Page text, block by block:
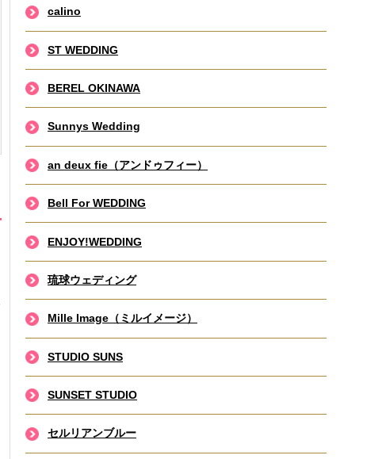
calino
ST WEDDING
BEREL OKINAWA
Sunnys Wedding
an deux fie（アンドゥフィー）
Bell For WEDDING
ENJOY!WEDDING
琉球ウェディング
Mille Image（ミルイメージ）
STUDIO SUNS
SUNSET STUDIO
セルリアンブルー